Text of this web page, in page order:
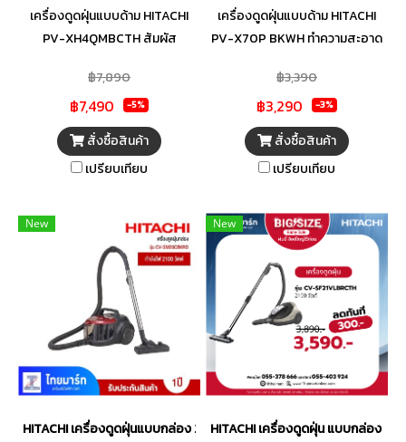
เครื่องดูดฝุ่นแบบด้าม HITACHI
PV-XH4QMBCTH สัมผัส
เหนือระดับ ด้วย เครื่องดูดฝุ่นแบบ
ด้าม จาก HITACHI เครื่องดูดฝุ่นไร้
สายที่รวมความแรงและความเบา
สบายไว้ในหนึ่งเดียว ด้วยแรงดูด
ทรงพลังที่จัดการฝุ่นได้หมดจดทุก
ที่ช่วยให้การทำความสะอาดบ้าน
กลายเป็นเรื่องง่ายและรวดเร็ว
เปลี่ยนบ้านของคุณให้สะอาด
หมดจดและปลอดภัยต่อสุขภา
พด้วยฟิลเตอร์กรองฝุ่นละเอียด
ให้คุณมีเวลาพักผ่อนในบ้านที่แสน
สะอาดได้อย่างเต็มที่
฿7,890
฿7,490 -5%
สั่งซื้อสินค้า
เปรียบเทียบ
เครื่องดูดฝุ่นแบบด้าม HITACHI
PV-X70P BKWH ทำความสะอาด
รวดเร็ว ด้วย เครื่องดูดฝุ่นแบบ
ด้าม จาก HITACHI ดีไซน์น้ำหนักเบา
เพียง 1.7 กิโลกรัม ที่ช่วยให้คุณ
ทำความสะอาดได้ทุกซอกมุมโดยไม่
เมื่อยล้า ผสานพลังดูด
BLDC และไฟ LED ส่องสว่างที่
ช่วยให้เห็นฝุ่นขนาดเล็ก เพื่อ
ผลลัพธ์ความสะอาด มอบอากาศ
สดชื่นและบ้านที่น่าอยู่ ตอบโจทย์
ความสะดวกสบายในชีวิตประจำวัน
ได้อย่างลงตัว
฿3,390
฿3,290 -3%
สั่งซื้อสินค้า
เปรียบเทียบ
New
HITACHI เครื่องดูดฝุ่นแบบกล่อง 2000W รุ่นCV-SM20CBKRD
New
HITACHI เครื่องดูดฝุ่น แบบกล่อง